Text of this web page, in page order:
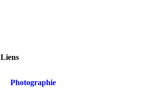
Liens
Photographie